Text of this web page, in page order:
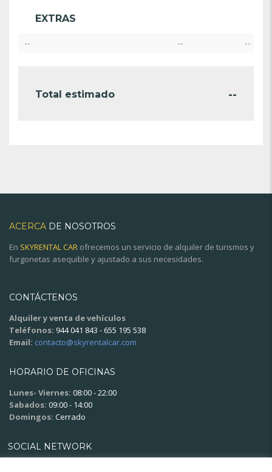
EXTRAS
-- -- --
Total estimado --
ACERCA DE NOSOTROS
En SKYRENTAL CAR ofrecemos un servicio de alquiler de turismos y
furgonetas asequible y ajustado a sus necesidades.
CONTÁCTENOS
Alquiler y venta de vehículos
Teléfonos: 944 041 843 - 655 195 538
Email: contacto@skyrentalcar.com
HORARIO DE OFICINAS
Lunes- Viernes: 08:00 - 22:00
Sabados: 09:00 - 14:00
Domingos: Cerrado
SOCIAL NETWORK